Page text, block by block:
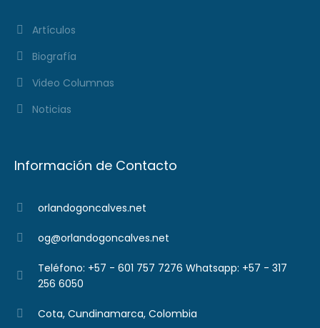
Artículos
Biografía
Video Columnas
Noticias
Información de Contacto
orlandogoncalves.net
og@orlandogoncalves.net
Teléfono: +57 - 601 757 7276 Whatsapp: +57 - 317
256 6050
Cota, Cundinamarca, Colombia